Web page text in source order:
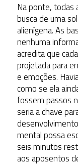
Na ponte, todas
busca de uma
alienígena. As
nenhuma
acredita que
projetada para
e emoções.
como se ela
fossem passos
seria a chave
mental possa
seis minutos
aos aposentos